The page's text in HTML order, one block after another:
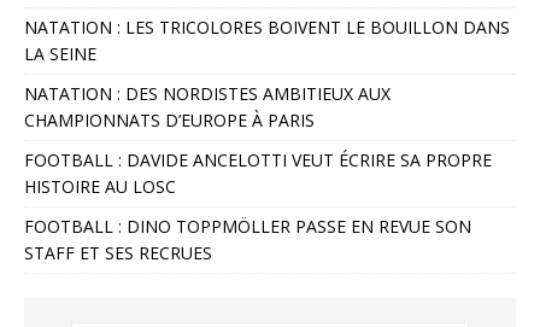
NATATION : LES TRICOLORES BOIVENT LE BOUILLON DANS
LA SEINE
NATATION : DES NORDISTES AMBITIEUX AUX
CHAMPIONNATS D’EUROPE À PARIS
FOOTBALL : DAVIDE ANCELOTTI VEUT ÉCRIRE SA PROPRE
HISTOIRE AU LOSC
FOOTBALL : DINO TOPPMÖLLER PASSE EN REVUE SON
STAFF ET SES RECRUES